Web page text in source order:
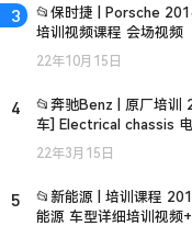
3
📂保时捷 | Porsche
培训视频课程 会场视频
课件】 (28G)
22年10月15日
4
📂奔驰Benz | 原厂培训
车] Electrical chassis
术培训 Xentry诊断系统
22年3月15日
5
📂新能源 | 培训课程
能源 车型详细培训视频